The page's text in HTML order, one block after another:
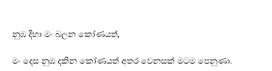
නුඹ දිහා මං බලන කෝණයත්,
මං දෙස නුඹ දකින කෝණයත් අතර වෙනසක් මටම පෙනුණා.